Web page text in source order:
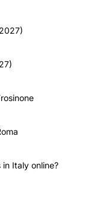
Italy online?